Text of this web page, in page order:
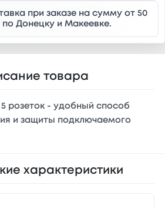
при заказе на сумму от 50
по Донецку и Макеевке.
товара
розеток - удобный способ
и защиты подключаемого
характеристики